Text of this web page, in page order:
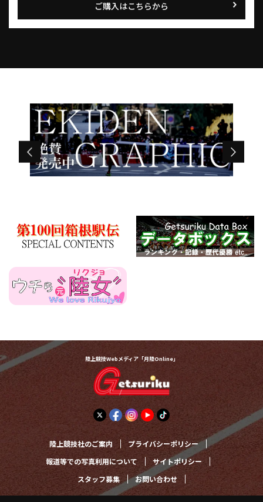
ご購入はこちらから
陸上競技Webメディア「月陸Online」
陸上競技社のご案内 プライバシーポリシー
報道等での写真利用について サイトポリシー
スタッフ募集 お問い合わせ